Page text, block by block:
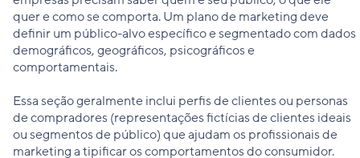
quer e como se comporta. Um plano de marketing deve
definir um público-alvo específico e segmentado com dados
demográficos, geográficos, psicográficos e
comportamentais.
Essa seção geralmente inclui perfis de clientes ou personas
de compradores (representações fictícias de clientes ideais
ou segmentos de público) que ajudam os profissionais de
marketing a tipificar os comportamentos do consumidor.